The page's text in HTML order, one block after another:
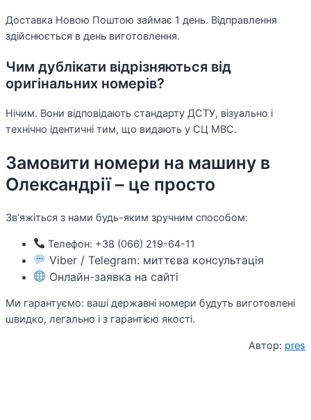
Доставка Новою Поштою займає 1 день. Відправлення
здійснюється в день виготовлення.
Чим дублікати відрізняються від
оригінальних номерів?
Нічим. Вони відповідають стандарту ДСТУ, візуально і
технічно ідентичні тим, що видають у СЦ МВС.
Замовити номери на машину в
Олександрії – це просто
Зв’яжіться з нами будь-яким зручним способом:
Телефон: +38 (066) 219-64-11
Viber / Telegram: миттєва консультація
Онлайн-заявка на сайті
Ми гарантуємо: ваші державні номери будуть виготовлені
швидко, легально і з гарантією якості.
Автор: pres